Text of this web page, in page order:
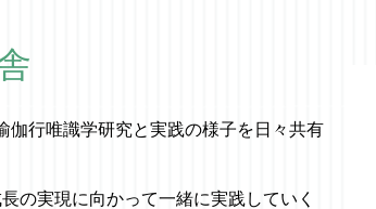
伽行唯識学研究と実践の様子を日々共有
の実現に向かって一緒に実践していく